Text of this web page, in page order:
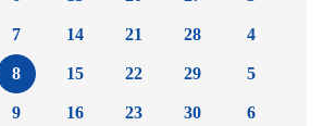
7
8
9
14
15
16
21
22
23
28
29
30
4
5
6